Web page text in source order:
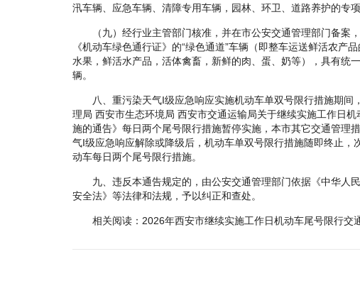
汛车辆、应急车辆、清障专用车辆，园林、环卫、道路养护的专项
（九）经行业主管部门核准，并在市公安交通管理部门备案
《机动车绿色通行证》的“绿色通道”车辆（即整车运送鲜活农产
水果，鲜活水产品，活体禽畜，新鲜的肉、蛋、奶等），具有统
辆。
八、重污染天气I级应急响应实施机动车单双号限行措施期间
理局 西安市生态环境局 西安市交通运输局关于继续实施工作日
施的通告》每日两个尾号限行措施暂停实施，本市其它交通管理
气I级应急响应解除或降级后，机动车单双号限行措施随即终止，
动车每日两个尾号限行措施。
九、违反本通告规定的，由公安交通管理部门依据《中华人
安全法》等法律和法规，予以纠正和查处。
相关阅读：2026年西安市继续实施工作日机动车尾号限行交